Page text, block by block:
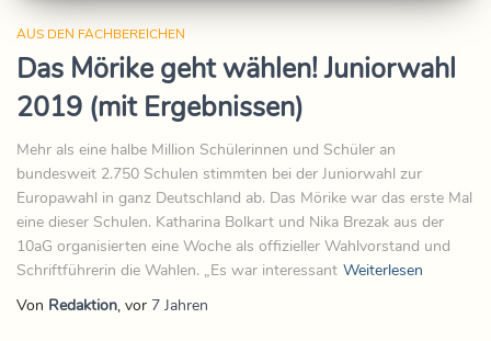
AUS DEN FACHBEREICHEN
Das Mörike geht wählen! Juniorwahl
2019 (mit Ergebnissen)
Mehr als eine halbe Million Schülerinnen und Schüler an
bundesweit 2.750 Schulen stimmten bei der Juniorwahl zur
Europawahl in ganz Deutschland ab. Das Mörike war das erste Mal
eine dieser Schulen. Katharina Bolkart und Nika Brezak aus der
10aG organisierten eine Woche als offizieller Wahlvorstand und
Schriftführerin die Wahlen. „Es war interessant Weiterlesen
Von Redaktion, vor 7 Jahren